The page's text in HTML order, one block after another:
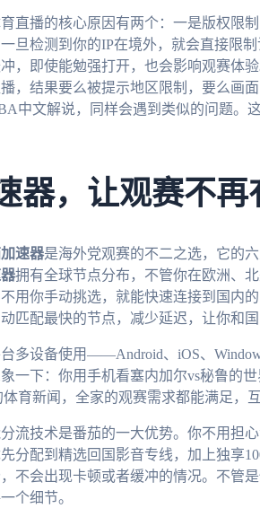
直播的核心原因有两个：一是版权限
旦检测到你的IP在境外，就会直接限
，即使能勉强打开，也会影响观赛体
，结果要么被提示地区限制，要么画
中文解说，同样会遇到类似的问题。
器，让观赛不再
速器是海外党观赛的不二之选，它的
拥有全球节点分布，不管你在欧洲、
用你手动挑选，就能快速连接到国内
匹配最快的节点，减少延迟，让你和国
多设备使用——Android、iOS、
一下：你用手机看塞内加尔vs秘鲁的
育新闻，全家的观赛需求都能满足，互
流技术是番茄的一大优势。你不用担
分配到精选回国影音专线，加上独享
不会出现卡顿或者缓冲的情况。不管
个细节。